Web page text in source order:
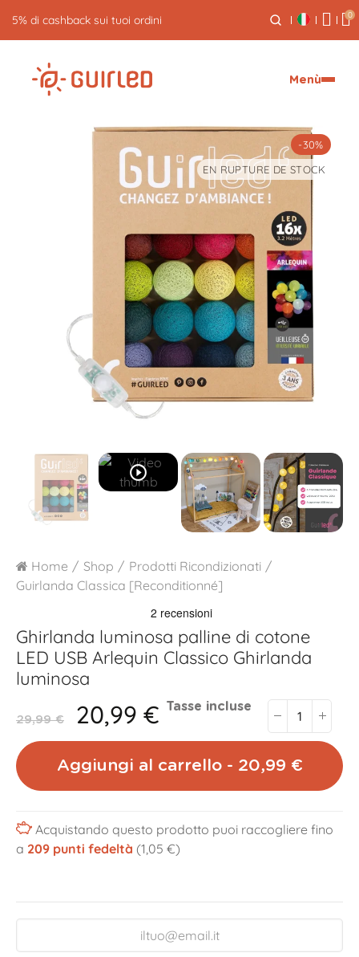
5% di cashback sui tuoi ordini 0
Menù
-30%
EN RUPTURE DE STOCK
play_circle_outline
Home Shop
Prodotti Ricondizionati
Guirlanda Classica [Reconditionné]
Ghirlanda luminosa palline di cotone
LED USB Arlequin Classico Ghirlanda
luminosa
29,99 € 20,99 € Tasse incluse
Aggiungi al carrello - 20,99 €
Acquistando questo prodotto puoi raccogliere fino
a 209 punti fedeltà (1,05 €)